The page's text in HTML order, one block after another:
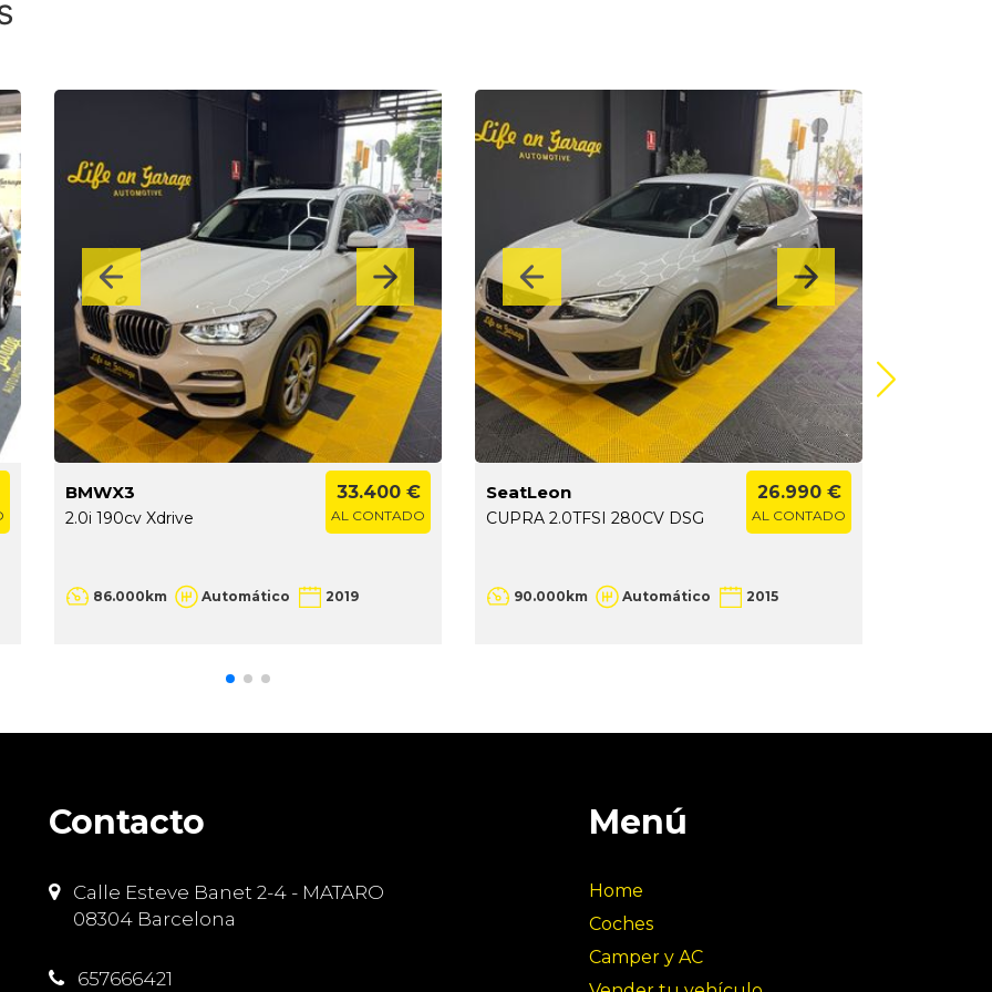
BMWX3
2.0i 190cv Xdrive
33.400 €
AL CONTADO
86.000km Automático 2019
SeatLeon
CUPRA 2.0TFSI 280CV DSG
26.990 €
AL CONTADO
90.000km Automático 2015
Contacto
Calle Esteve Banet 2-4 - MATARO
08304 Barcelona
657666421
Menú
Home
Coches
Camper y AC